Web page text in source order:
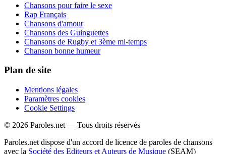
Chansons pour faire le sexe
Rap Français
Chansons d'amour
Chansons des Guinguettes
Chansons de Rugby et 3ème mi-temps
Chanson bonne humeur
Plan de site
Mentions légales
Paramètres cookies
Cookie Settings
© 2026 Paroles.net — Tous droits réservés
Paroles.net dispose d'un accord de licence de paroles de chansons
avec la Société des Editeurs et Auteurs de Musique (SEAM)